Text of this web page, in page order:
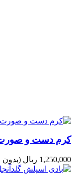
کرم دست و صورت 290 میل
1,250,000 ریال (بدون